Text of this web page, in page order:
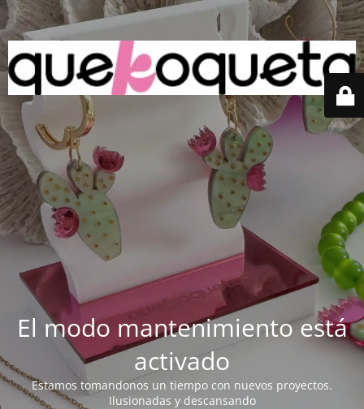
El modo mantenimiento está
activado
Estamos tomandonos un tiempo con nuevos proyectos.
Ilusionadas y descansando